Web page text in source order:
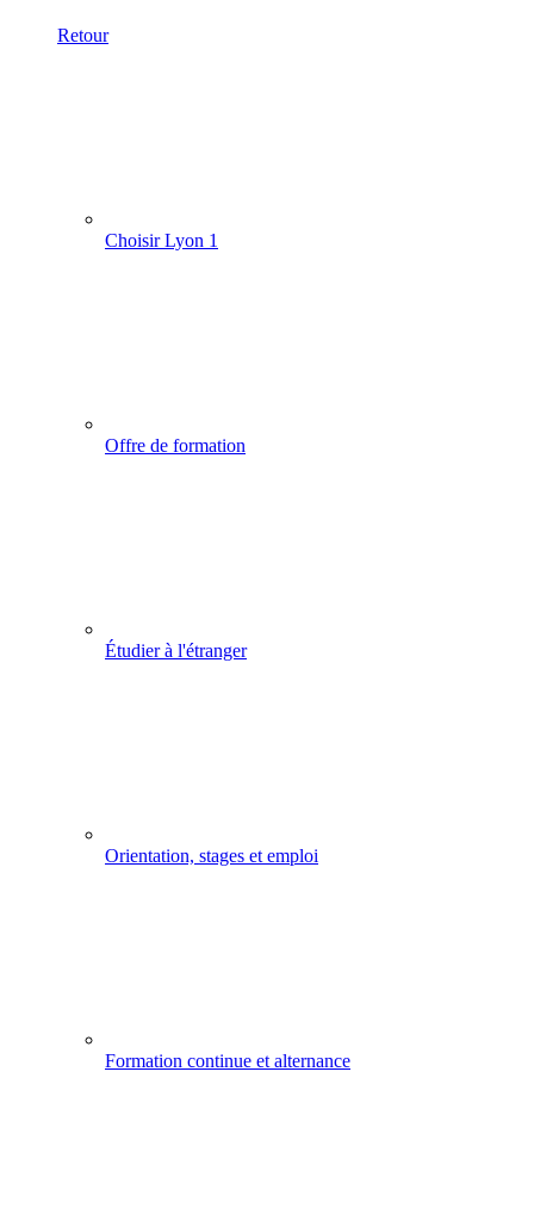
Retour
Choisir Lyon 1
Offre de formation
Étudier à l'étranger
Orientation, stages et emploi
Formation continue et alternance